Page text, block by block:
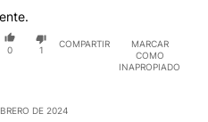
0 1
COMPARTIR
MARCAR
COMO
INAPROPIADO
DE 2024